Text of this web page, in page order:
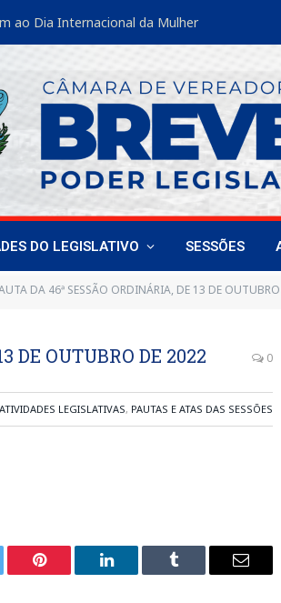
ao Dia Internacional da Mulher
DO LEGISLATIVO SESSÕES
DA 46ª SESSÃO ORDINÁRIA, DE 13 DE
DE OUTUBRO DE 2022 0
ATIVIDADES LEGISLATIVAS, PAUTAS E ATAS DAS SESSÕES
Pinterest LinkedIn Tumblr
E-